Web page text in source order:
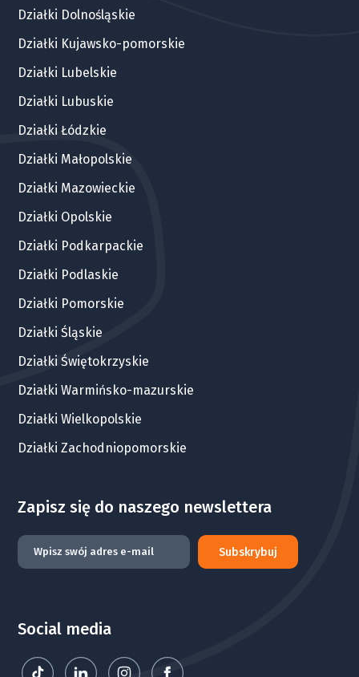
Działki Dolnośląskie
Działki Kujawsko-pomorskie
Działki Lubelskie
Działki Lubuskie
Działki Łódzkie
Działki Małopolskie
Działki Mazowieckie
Działki Opolskie
Działki Podkarpackie
Działki Podlaskie
Działki Pomorskie
Działki Śląskie
Działki Świętokrzyskie
Działki Warmińsko-mazurskie
Działki Wielkopolskie
Działki Zachodniopomorskie
Zapisz się do naszego newslettera
Subskrybuj
Social media